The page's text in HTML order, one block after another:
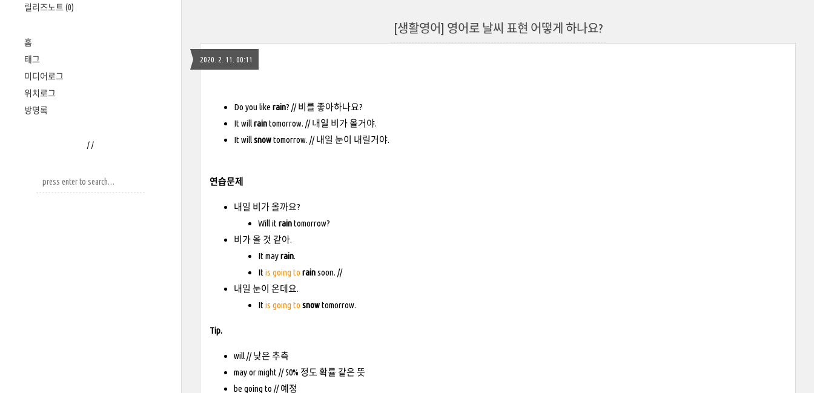
릴리즈노트 (0)
홈
태그
미디어로그
위치로그
방명록
/ /
[생활영어] 영어로 날씨 표현 어떻게 하나요?
2020. 2. 11. 00:11
Do you like rain? // 비를 좋아하나요?
It willraintomorrow. // 내일 비가 올거야.
It willsnowtomorrow. // 내일 눈이 내릴거야.
연습문제
내일 비가 올까요?
Will it raintomorrow?
비가 올 것 같아.
It mayrain.
It is going to rainsoon. //
내일 눈이 온데요.
It is going to snowtomorrow.
Tip.
will // 낮은 추측
may or might // 50% 정도 확률 같은 뜻
be going to // 예정